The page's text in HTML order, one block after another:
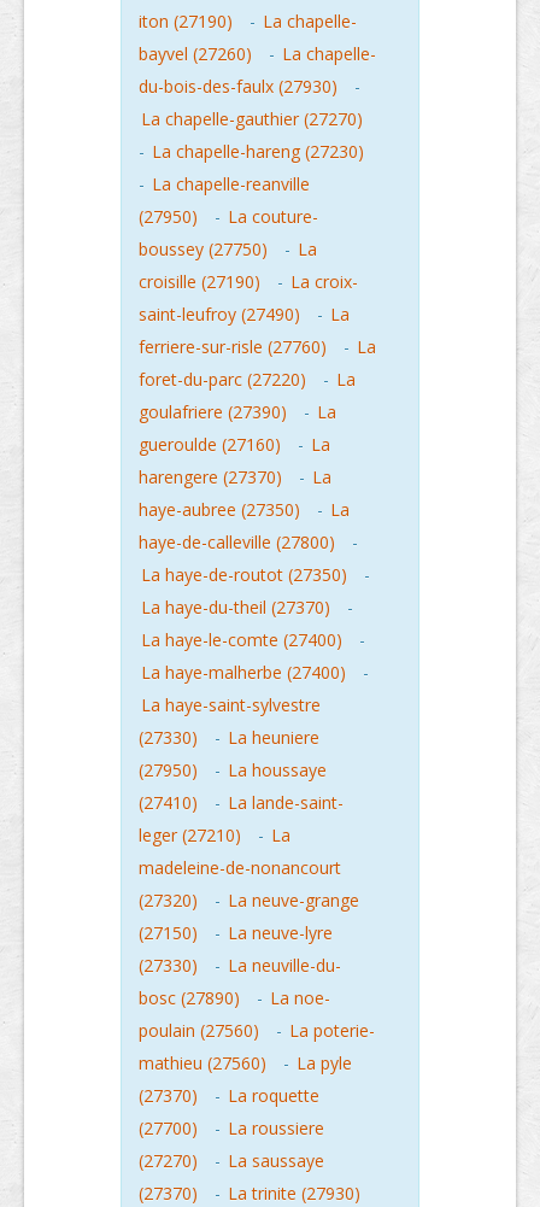
iton (27190)
- La chapelle-
bayvel (27260)
- La chapelle-
du-bois-des-faulx (27930)
-
La chapelle-gauthier (27270)
- La chapelle-hareng (27230)
- La chapelle-reanville
(27950)
- La couture-
boussey (27750)
- La
croisille (27190)
- La croix-
saint-leufroy (27490)
- La
ferriere-sur-risle (27760)
- La
foret-du-parc (27220)
- La
goulafriere (27390)
- La
gueroulde (27160)
- La
harengere (27370)
- La
haye-aubree (27350)
- La
haye-de-calleville (27800)
-
La haye-de-routot (27350)
-
La haye-du-theil (27370)
-
La haye-le-comte (27400)
-
La haye-malherbe (27400)
-
La haye-saint-sylvestre
(27330)
- La heuniere
(27950)
- La houssaye
(27410)
- La lande-saint-
leger (27210)
- La
madeleine-de-nonancourt
(27320)
- La neuve-grange
(27150)
- La neuve-lyre
(27330)
- La neuville-du-
bosc (27890)
- La noe-
poulain (27560)
- La poterie-
mathieu (27560)
- La pyle
(27370)
- La roquette
(27700)
- La roussiere
(27270)
- La saussaye
(27370)
- La trinite (27930)